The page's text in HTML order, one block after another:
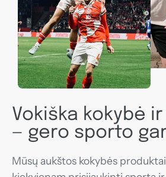
Vokiška kokybė
— gero sporto
Mūsų aukštos kokybės